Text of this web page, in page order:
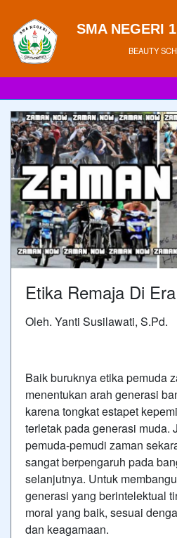
SMA NEGERI
BEAUTY
Etika Remaja Di
Oleh. Yanti Susilawati, S.Pd.
Baik buruknya etika pemuda
menentukan arah generasi
karena tongkat estapet
terletak pada generasi muda.
pemuda-pemudi zaman
sangat berpengaruh pada
selanjutnya. Untuk
generasi yang berintelektual
moral yang baik, sesuai
dan keagamaan.